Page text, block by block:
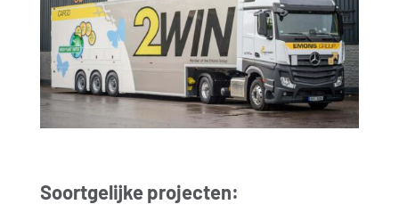
Soortgelijke projecten: